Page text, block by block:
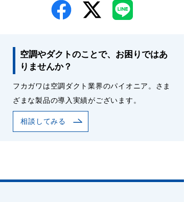
空調やダクトのことで、お困りではあ
りませんか？
フカガワは空調ダクト業界のパイオニア。さま
ざまな製品の導入実績がございます。
相談してみる